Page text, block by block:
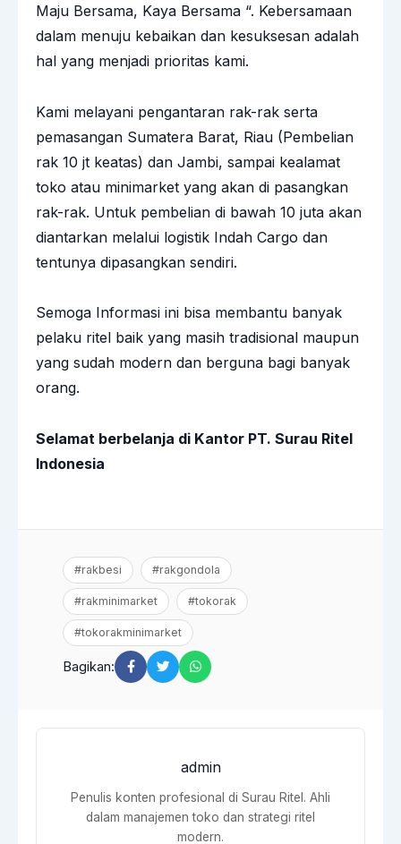
Maju Bersama, Kaya Bersama “. Kebersamaan
dalam menuju kebaikan dan kesuksesan adalah
hal yang menjadi prioritas kami.
Kami melayani pengantaran rak-rak serta
pemasangan Sumatera Barat, Riau (Pembelian
rak 10 jt keatas) dan Jambi, sampai kealamat
toko atau minimarket yang akan di pasangkan
rak-rak. Untuk pembelian di bawah 10 juta akan
diantarkan melalui logistik Indah Cargo dan
tentunya dipasangkan sendiri.
Semoga Informasi ini bisa membantu banyak
pelaku ritel baik yang masih tradisional maupun
yang sudah modern dan berguna bagi banyak
orang.
Selamat berbelanja di Kantor PT. Surau Ritel
Indonesia
#rakbesi #rakgondola
#rakminimarket #tokorak
#tokorakminimarket
Bagikan:
admin
Penulis konten profesional di Surau Ritel. Ahli
dalam manajemen toko dan strategi ritel
modern.